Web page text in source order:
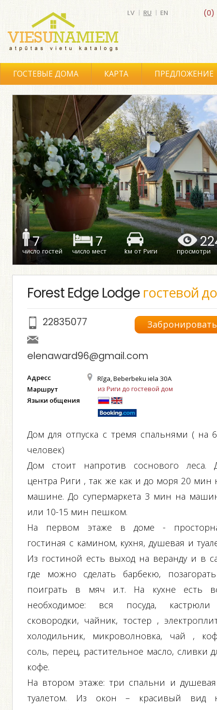
(0)
LV | RU | EN
ГОСТЕВЫЕ ДОМА КАРТА ПРЕДЛОЖЕНИЕ
7
число гостей
7
число мест kм от Риги просмотри
Forest Edge Lodge гостевой
Забронировать
22835077
elenaward96@gmail.com
Адресс Rīga, Beberbeku iela 30A
Маршрут из Риги до гостевой дом
Языки общения
Дом для отпуска с тремя спальнями ( на
человек)
Дом стоит напротив соснового леса.
центра Риги , так же как и до моря 20 мин
машине. До супермаркета 3 мин на
или 10-15 мин пешком.
На первом этаже в доме -
гостиная с камином, кухня, душевая и
Из гостиной есть выход на веранду и в
где можно сделать барбекю,
поиграть в мяч и.т. На кухне есть
необходимое: вся посуда,
сковородки, чайник, тостер ,
холодильник, микроволновка, чай ,
соль, перец, растительное масло, сливки
кофе.
На втором этаже: три спальни и
туалетом. Из окон – красивый вид